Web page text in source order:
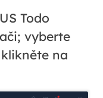
Todo
vyberte
na